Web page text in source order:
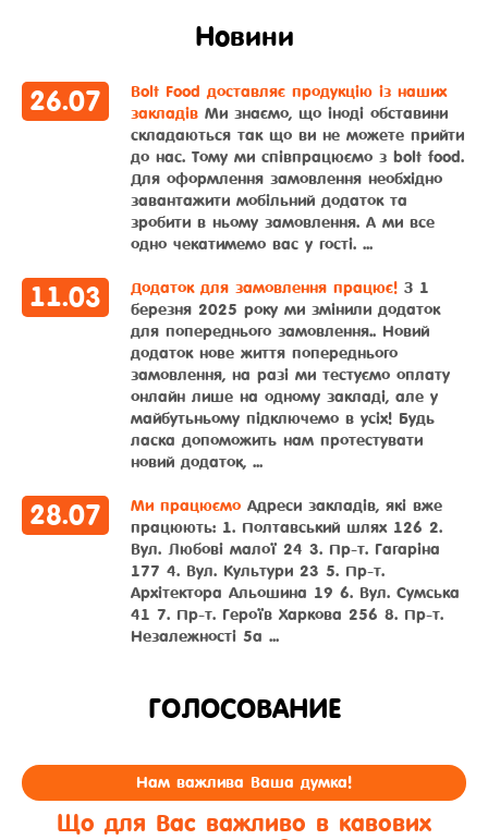
Новини
26.07
Bolt Food доставляє продукцію із наших
закладів Ми знаємо, що іноді обставини
складаються так що ви не можете прийти
до нас. Тому ми співпрацюємо з bolt food.
Для оформлення замовлення необхідно
завантажити мобільний додаток та
зробити в ньому замовлення. А ми все
одно чекатимемо вас у гості. ...
11.03 Додаток для замовлення працює! З 1
березня 2025 року ми змінили додаток
для попереднього замовлення.. Новий
додаток нове життя попереднього
замовлення, на разі ми тестуємо оплату
онлайн лише на одному закладі, але у
майбутьньому підключемо в усіх! Будь
ласка допоможить нам протестувати
новий додаток, ...
28.07 Ми працюємо Адреси закладів, які вже
працюють: 1. Полтавський шлях 126 2.
Вул. Любові малої 24 3. Пр-т. Гагаріна
177 4. Вул. Культури 23 5. Пр-т.
Архітектора Альошина 19 6. Вул. Сумська
41 7. Пр-т. Героїв Харкова 256 8. Пр-т.
Незалежності 5а ...
ГОЛОСОВАНИЕ
Нам важлива Ваша думка!
Що для Вас важливо в кавових